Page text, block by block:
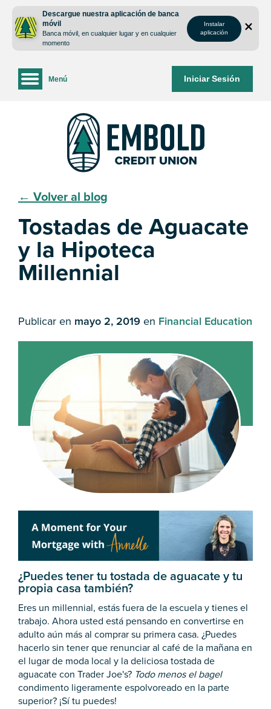
contenido
inicio
Descargue nuestra aplicación de banca
móvil
Banca móvil, en cualquier lugar y en cualquier
momento
Instalar
aplicación
Iniciar Sesión
Menú
← Volver al blog
Tostadas de Aguacate
y la Hipoteca
Millennial
Publicar en mayo 2, 2019 en Financial Education
¿Puedes tener tu tostada de aguacate y tu
propia casa también?
Eres un millennial, estás fuera de la escuela y tienes el
trabajo. Ahora usted está pensando en convertirse en
adulto aún más al comprar su primera casa. ¿Puedes
hacerlo sin tener que renunciar al café de la mañana en
el lugar de moda local y la deliciosa tostada de
aguacate con Trader Joe's? Todo menos el bagel
condimento ligeramente espolvoreado en la parte
superior? ¡Sí tu puedes!